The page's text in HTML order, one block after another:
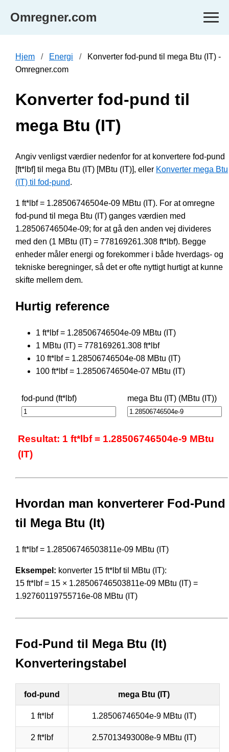
Omregner.com
Hjem Energi
Konverter fod-pund til mega Btu (IT) -
Omregner.com
Konverter fod-pund til
mega Btu (IT)
Angiv venligst værdier nedenfor for at konvertere fod-pund
[ft*lbf] til mega Btu (IT) [MBtu (IT)], eller Konverter mega Btu
(IT) til fod-pund.
1 ft*lbf = 1.28506746504e-09 MBtu (IT). For at omregne
fod-pund til mega Btu (IT) ganges værdien med
1.28506746504e-09; for at gå den anden vej divideres
med den (1 MBtu (IT) = 778169261.308 ft*lbf). Begge
enheder måler energi og forekommer i både hverdags- og
tekniske beregninger, så det er ofte nyttigt hurtigt at kunne
skifte mellem dem.
Hurtig reference
1 ft*lbf = 1.28506746504e-09 MBtu (IT)
1 MBtu (IT) = 778169261.308 ft*lbf
10 ft*lbf = 1.28506746504e-08 MBtu (IT)
100 ft*lbf = 1.28506746504e-07 MBtu (IT)
fod-pund (ft*lbf) mega Btu (IT) (MBtu (IT))
Resultat: 1 ft*lbf = 1.28506746504e-9 MBtu
(IT)
Hvordan man konverterer Fod-Pund
til Mega Btu (It)
1 ft*lbf = 1.28506746503811e-09 MBtu (IT)
Eksempel: konverter 15 ft*lbf til MBtu (IT):
15 ft*lbf = 15 × 1.28506746503811e-09 MBtu (IT) =
1.92760119755716e-08 MBtu (IT)
Fod-Pund til Mega Btu (It)
Konverteringstabel
fod-pund mega Btu (IT)
1 ft*lbf 1.28506746504e-9 MBtu (IT)
2 ft*lbf 2.57013493008e-9 MBtu (IT)